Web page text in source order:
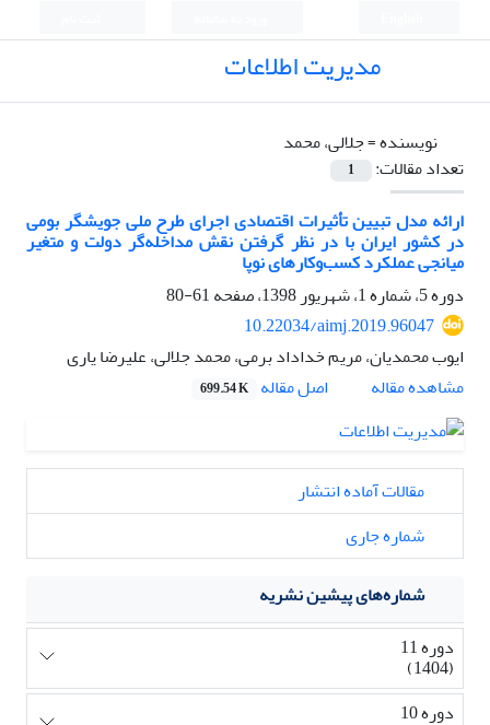
مدیریت اطلاعات
نویسنده =جلالی، محمد
تعداد مقالات:
1
ارائه مدل تبیین تأثیرات اقتصادی اجرای طرح ملی جویشگر بومی
در کشور ایران با در نظر گرفتن نقش مداخله‌گر دولت و متغیر
میانجی عملکرد کسب‌وکارهای نوپا
دوره 5، شماره 1، شهریور 1398، صفحه
61-80
10.22034/aimj.2019.96047
ایوب محمدیان، مریم خداداد برمی، محمد جلالی، علیرضا یاری
مشاهده مقاله
اصل مقاله 699.54 K
مقالات آماده انتشار
شماره جاری
شماره‌های پیشین نشریه
دوره 11
(1404)
دوره 10